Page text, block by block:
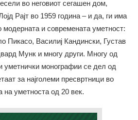
во неговиот сегашен дом,
Рајт во 1959 година – и да, ги има
модерната и современата уметност:
Пикасо, Василиј Кандински, Густав
Мунк и многу други. Многу од
уметнички монографии се дел од
за најголеми пресвртници во
на уметноста од 20 век.